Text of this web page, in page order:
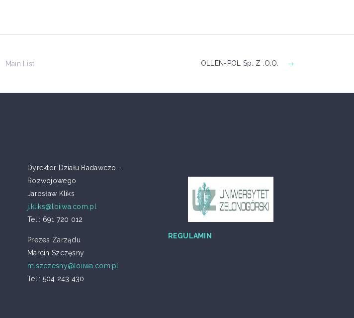
Main List OLLEN-POL Sp. Z .o.o.
Dyrektor Działu Badawczo -
Rozwojowego
Jarosław Kliks
j.kliks@loiiwa.com.pl
Tel.: 691 720 012
Prezes Zarządu
Marcin Szczęsny
m.szczesny@loiiwa.com.pl
Tel.: 504 243 430
REGULAMIN